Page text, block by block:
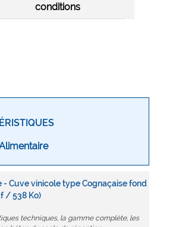
conditions
- Cuve vinicole type Cognaçaise fond
/ 538 Ko)
techniques, la gamme complète, les